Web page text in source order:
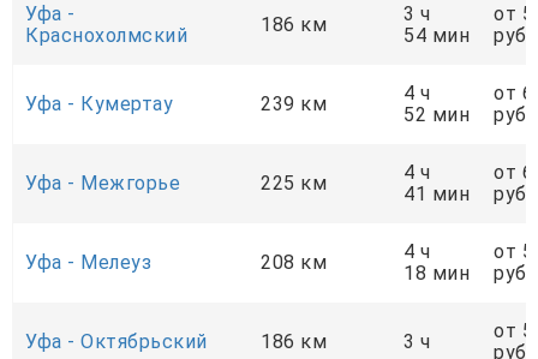
Уфа -
Краснохолмский
186 км
3 ч
54 мин
от
руб.
Уфа - Кумертау 239 км
4 ч
52 мин
от
руб.
Уфа - Межгорье 225 км
4 ч
41 мин
от
руб.
Уфа - Мелеуз 208 км
4 ч
18 мин
от
руб.
Уфа - Октябрьский 186 км 3 ч
от
руб.